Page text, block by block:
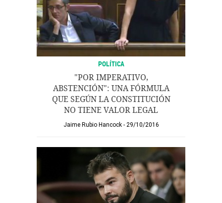
POLÍTICA
"POR IMPERATIVO,
ABSTENCIÓN": UNA FÓRMULA
QUE SEGÚN LA CONSTITUCIÓN
NO TIENE VALOR LEGAL
Jaime Rubio Hancock 29/10/2016